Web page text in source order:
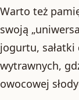
Warto też
swoją
jogurtu, sałatki
wytrawnych,
owocowej